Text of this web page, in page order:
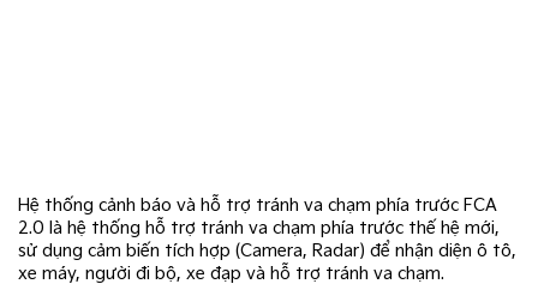
Hệ thống cảnh báo và hỗ trợ tránh va chạm phía trước FCA
2.0 là hệ thống hỗ trợ tránh va chạm phía trước thế hệ mới,
sử dụng cảm biến tích hợp (Camera, Radar) để nhận diện ô tô,
xe máy, người đi bộ, xe đạp và hỗ trợ tránh va chạm.